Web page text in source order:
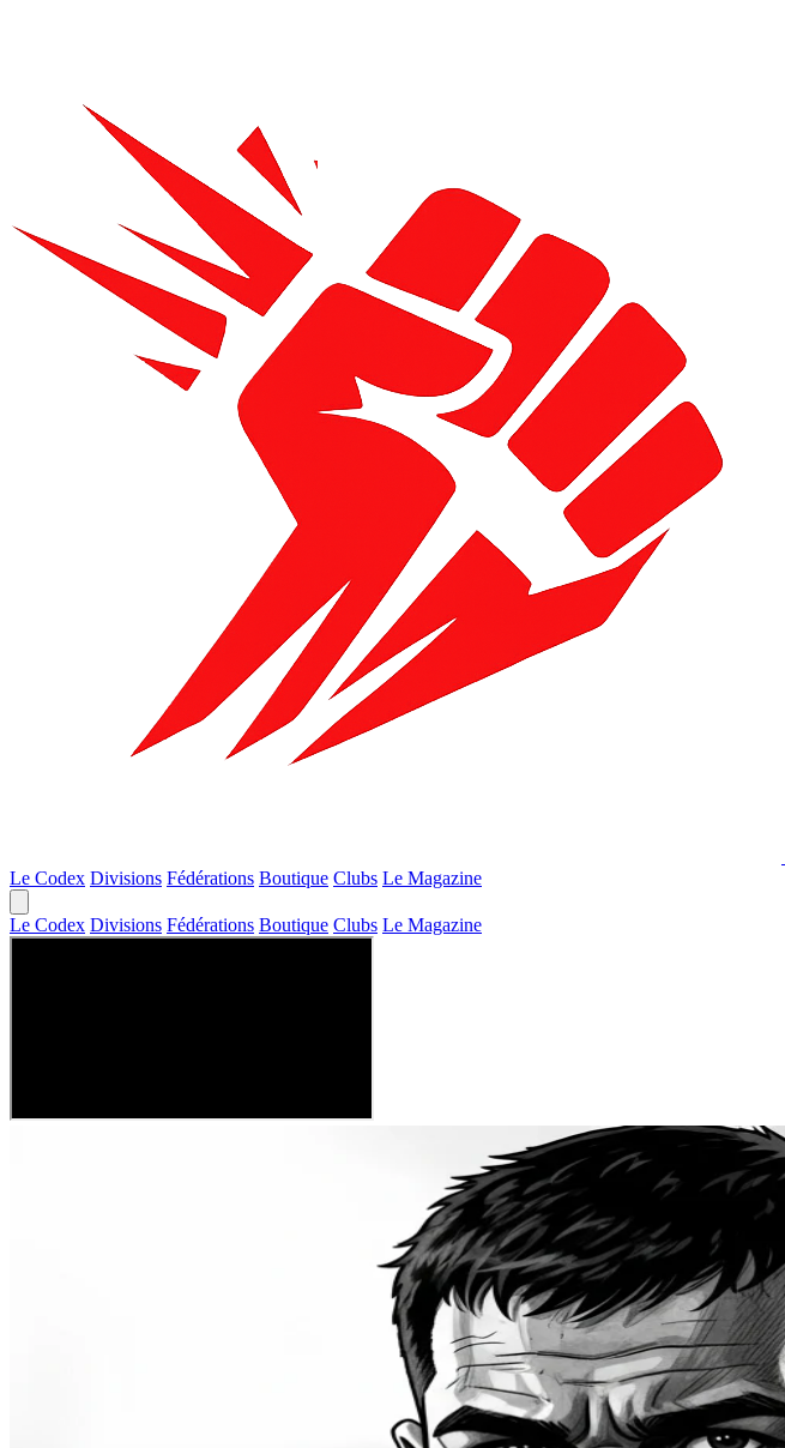
Le Codex Divisions Fédérations Boutique Clubs Le Magazine
Le Codex Divisions Fédérations Boutique Clubs Le Magazine